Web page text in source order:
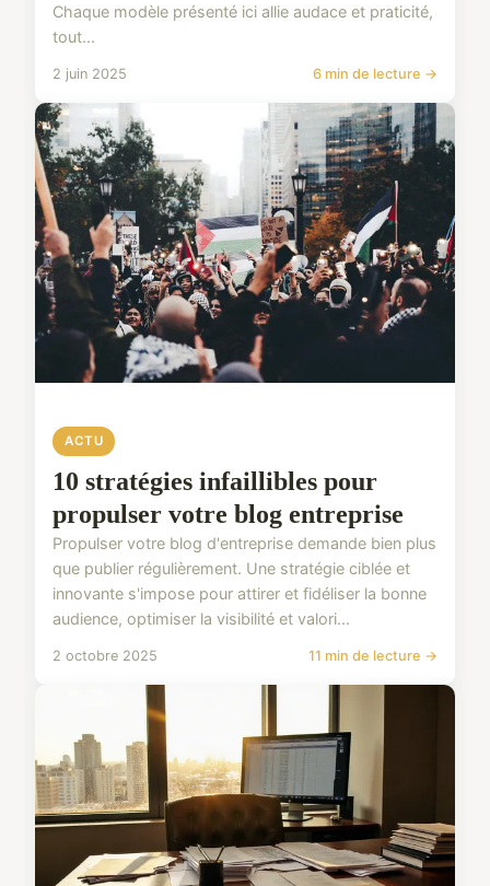
Chaque modèle présenté ici allie audace et praticité,
tout...
2 juin 2025 6 min de lecture →
ACTU
10 stratégies infaillibles pour
propulser votre blog entreprise
Propulser votre blog d'entreprise demande bien plus
que publier régulièrement. Une stratégie ciblée et
innovante s'impose pour attirer et fidéliser la bonne
audience, optimiser la visibilité et valori...
2 octobre 2025 11 min de lecture →